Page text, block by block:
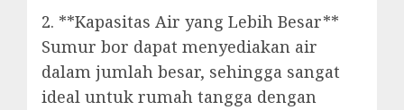
2. **Kapasitas Air yang Lebih Besar**
Sumur bor dapat menyediakan air
dalam jumlah besar, sehingga sangat
ideal untuk rumah tangga dengan